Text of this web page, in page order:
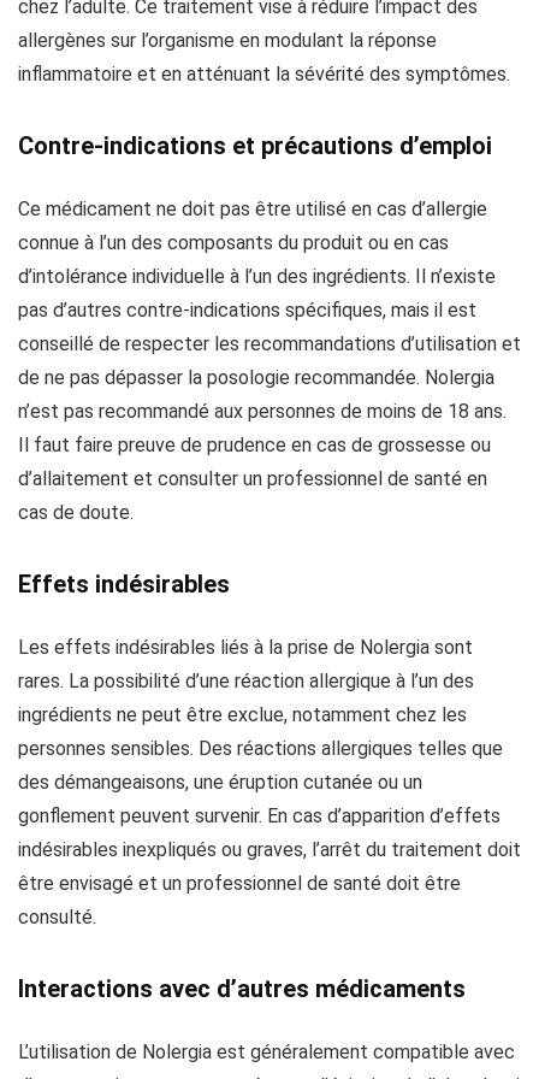
chez l’adulte. Ce traitement vise à réduire l’impact des
allergènes sur l’organisme en modulant la réponse
inflammatoire et en atténuant la sévérité des symptômes.
Contre-indications et précautions d’emploi
Ce médicament ne doit pas être utilisé en cas d’allergie
connue à l’un des composants du produit ou en cas
d’intolérance individuelle à l’un des ingrédients. Il n’existe
pas d’autres contre-indications spécifiques, mais il est
conseillé de respecter les recommandations d’utilisation et
de ne pas dépasser la posologie recommandée. Nolergia
n’est pas recommandé aux personnes de moins de 18 ans.
Il faut faire preuve de prudence en cas de grossesse ou
d’allaitement et consulter un professionnel de santé en
cas de doute.
Effets indésirables
Les effets indésirables liés à la prise de Nolergia sont
rares. La possibilité d’une réaction allergique à l’un des
ingrédients ne peut être exclue, notamment chez les
personnes sensibles. Des réactions allergiques telles que
des démangeaisons, une éruption cutanée ou un
gonflement peuvent survenir. En cas d’apparition d’effets
indésirables inexpliqués ou graves, l’arrêt du traitement doit
être envisagé et un professionnel de santé doit être
consulté.
Interactions avec d’autres médicaments
L’utilisation de Nolergia est généralement compatible avec